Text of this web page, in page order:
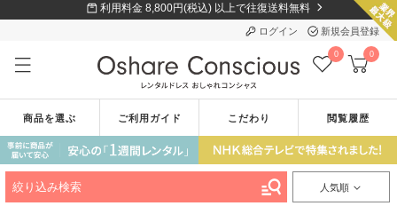
利用料金 8,800円(税込) 以上で往復送料無料
ログイン 新規会員登録
0 0
商品を選ぶ ご利用ガイド こだわり 閲覧履歴
絞り込み検索 人気順